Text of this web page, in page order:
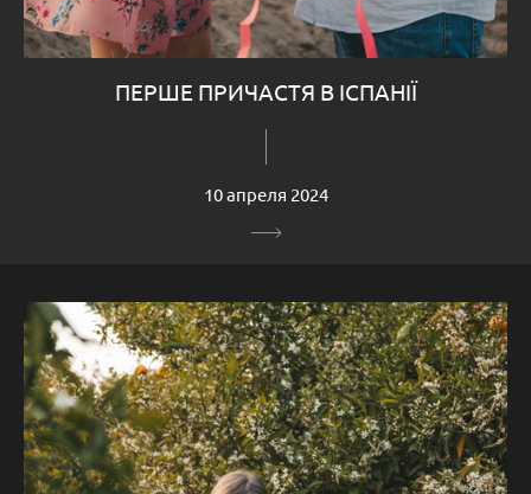
ПЕРШЕ ПРИЧАСТЯ В ІСПАНІЇ
10 апреля 2024